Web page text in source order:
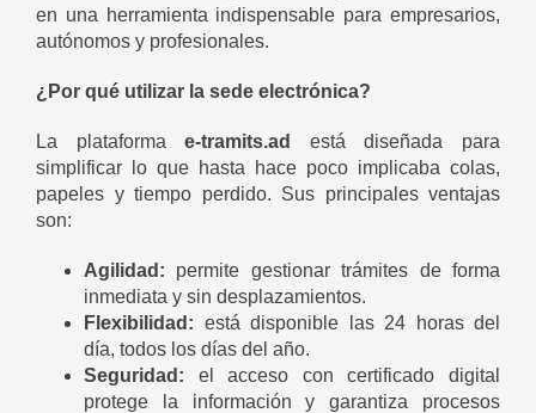
en una herramienta indispensable para empresarios,
autónomos y profesionales.
¿Por qué utilizar la sede electrónica?
La plataformae-tramits.ad
está diseñada para
simplificar lo que hasta hace poco implicaba colas,
papeles y tiempo perdido. Sus principales ventajas
son:
Agilidad: permite gestionar trámites de forma
inmediata y sin desplazamientos.
Flexibilidad: está disponible las 24 horas del
día, todos los días del año.
Seguridad: el acceso con certificado digital
protege la información y garantiza procesos